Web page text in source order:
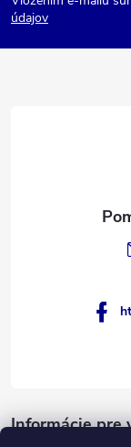
t
údajov
Informácie pre